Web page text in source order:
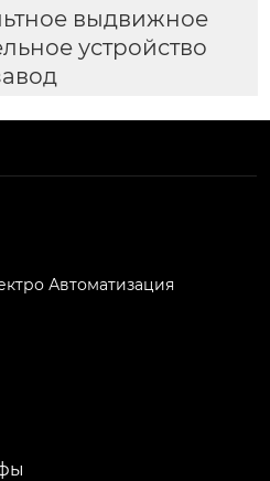
выдвижное
устройство
Автоматизация